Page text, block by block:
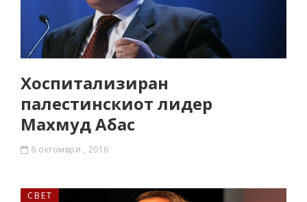
Хоспитализиран
палестинскиот лидер
Махмуд Абас
6 октомври , 2016
СВЕТ